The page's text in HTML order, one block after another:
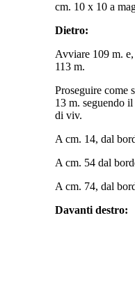
cm. 10 x 10 a
Dietro:
Avviare 109 m.
113 m.
Proseguire come
13 m. seguendo
di viv.
A cm. 14, dal
A cm. 54 dal
A cm. 74, dal
Davanti destro: